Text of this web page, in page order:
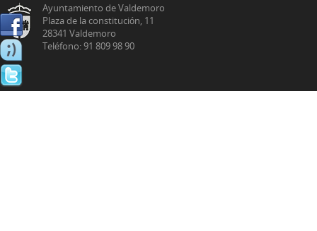
Ayuntamiento de Valdemoro
Plaza de la constitución, 11
28341 Valdemoro
Teléfono: 91 809 98 90